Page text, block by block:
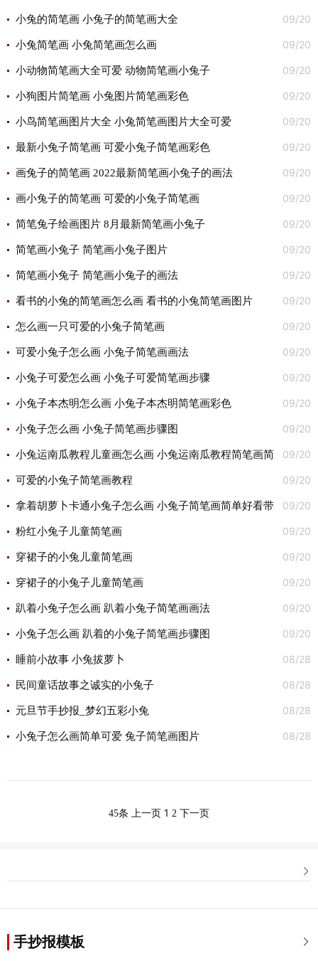
09/20
小兔的简笔画 小兔子的简笔画大全
09/20
小兔简笔画 小兔简笔画怎么画
09/20
小动物简笔画大全可爱 动物简笔画小兔子
09/20
小狗图片简笔画 小兔图片简笔画彩色
09/20
小鸟简笔画图片大全 小兔简笔画图片大全可爱
09/20
最新小兔子简笔画 可爱小兔子简笔画彩色
09/20
画兔子的简笔画 2022最新简笔画小兔子的画法
09/20
画小兔子的简笔画 可爱的小兔子简笔画
09/20
简笔兔子绘画图片 8月最新简笔画小兔子
09/20
简笔画小兔子 简笔画小兔子图片
09/20
简笔画小兔子 简笔画小兔子的画法
09/20
看书的小兔的简笔画怎么画 看书的小兔简笔画图片
09/20
怎么画一只可爱的小兔子简笔画
09/20
可爱小兔子怎么画 小兔子简笔画画法
09/20
小兔子可爱怎么画 小兔子可爱简笔画步骤
09/20
小兔子本杰明怎么画 小兔子本杰明简笔画彩色
09/20
小兔子怎么画 小兔子简笔画步骤图
09/20
小兔运南瓜教程儿童画怎么画 小兔运南瓜教程简笔画简
单又好看 09/20
可爱的小兔子简笔画教程
09/20
拿着胡萝卜卡通小兔子怎么画 小兔子简笔画简单好看带
颜色 09/20
粉红小兔子儿童简笔画
09/20
穿裙子的小兔儿童简笔画
09/20
穿裙子的小兔子儿童简笔画
09/20
趴着小兔子怎么画 趴着小兔子简笔画画法
09/20
小兔子怎么画 趴着的小兔子简笔画步骤图
08/28
睡前小故事 小兔拔萝卜
08/28
民间童话故事之诚实的小兔子
08/28
元旦节手抄报_梦幻五彩小兔
08/28
小兔子怎么画简单可爱 兔子简笔画图片
45条 上一页 1 2 下一页


手抄报模板